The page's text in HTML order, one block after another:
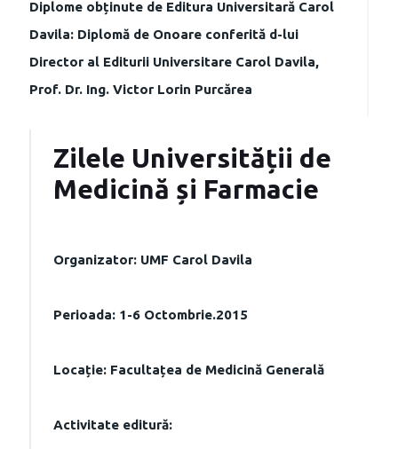
Diplome obținute de Editura Universitară Carol
Davila: Diplomă de Onoare conferită d-lui
Director al Editurii Universitare Carol Davila,
Prof. Dr. Ing. Victor Lorin Purcărea
Zilele Universității de
Medicină și Farmacie
Organizator: UMF Carol Davila
Perioada: 1-6 Octombrie.2015
Locație: Facultațea de Medicină Generală
Activitate editură: